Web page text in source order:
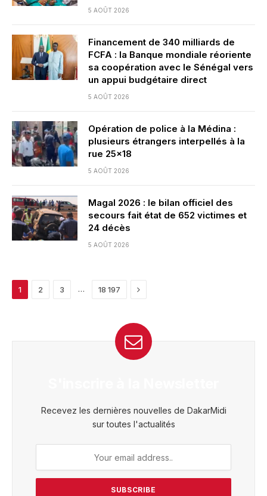
5 AOÛT 2026
Financement de 340 milliards de
FCFA : la Banque mondiale réoriente
sa coopération avec le Sénégal vers
un appui budgétaire direct
5 AOÛT 2026
Opération de police à la Médina :
plusieurs étrangers interpellés à la
rue 25×18
5 AOÛT 2026
Magal 2026 : le bilan officiel des
secours fait état de 652 victimes et
24 décès
5 AOÛT 2026
1 2 3 … 18 197 Next
Recevez les dernières nouvelles de DakarMidi
sur toutes l'actualités